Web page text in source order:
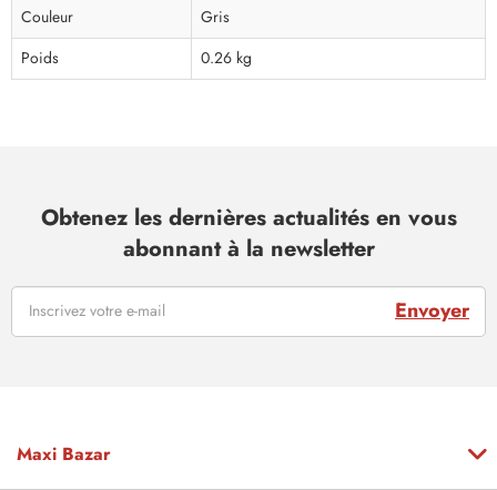
Couleur
Gris
Poids
0.26 kg
Obtenez les dernières actualités en vous
abonnant à la newsletter
Envoyer
Maxi Bazar